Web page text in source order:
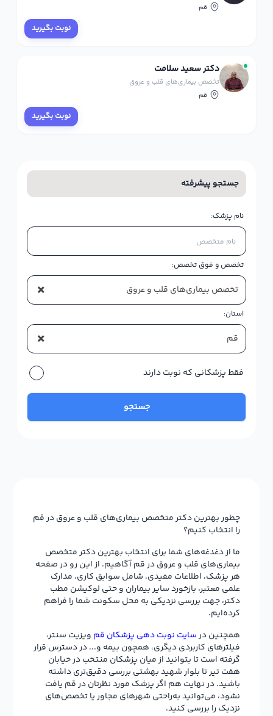
قم
نوبت بگیرید
دکتر سعید سلامت
تخصص بیماری‌های قلب و عروق
قم
نوبت بگیرید
جستجو پیشرفته
نام پزشک:
تخصص و فوق تخصص:
× تخصص بیماری‌های قلب و عروق
استان:
× قم
فقط پزشکانی که نوبت دارند
جستجو
چطور بهترین دکتر متخصص بیماری‌های قلب و عروق در قم
را انتخاب کنیم؟
ما از دغدغه‌های شما برای انتخاب بهترین دکتر متخصص
بیماری‌های قلب و عروق در قم آگاهیم. از این رو در صفحه
هر پزشک، اطلاعات مفیدی، شامل سوابق کاری، مدارک
علمی معتبر، بازخورد سایر بیماران و حتی لوکیشن مطب
دکتر، جهت بررسی نزدیکی به محل سکونت شما را فراهم
کرده‌ایم.
همچنین درسایت نوبت دهی پزشکان قم ویزیت سنتر،
فیلترهای کاربردی دیگری، همچون بیمه و... در دسترس قرار
گرفته است تا بتوانید از میان پزشکان منتخب در خیابان
هفت تیر تا بلوار شهید بهشتی بررسی دقیق‌تری داشته
باشید. در نهایت هم اگر پزشک مورد نظرتان در قم یافت
نشود، می‌توانید به‌راحتی شهرهای مجاور یا تخصص‌های
نزدیک را بررسی کنید.